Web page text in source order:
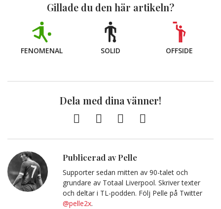
Gillade du den här artikeln?
FENOMENAL SOLID OFFSIDE
Dela med dina vänner!
FacebookTwitter
Kopiera
till
Publicerad av Pelle
Supporter sedan mitten av 90-talet och
grundare av Totaal Liverpool. Skriver texter
och deltar i TL-podden. Följ Pelle på Twitter
@pelle2x.